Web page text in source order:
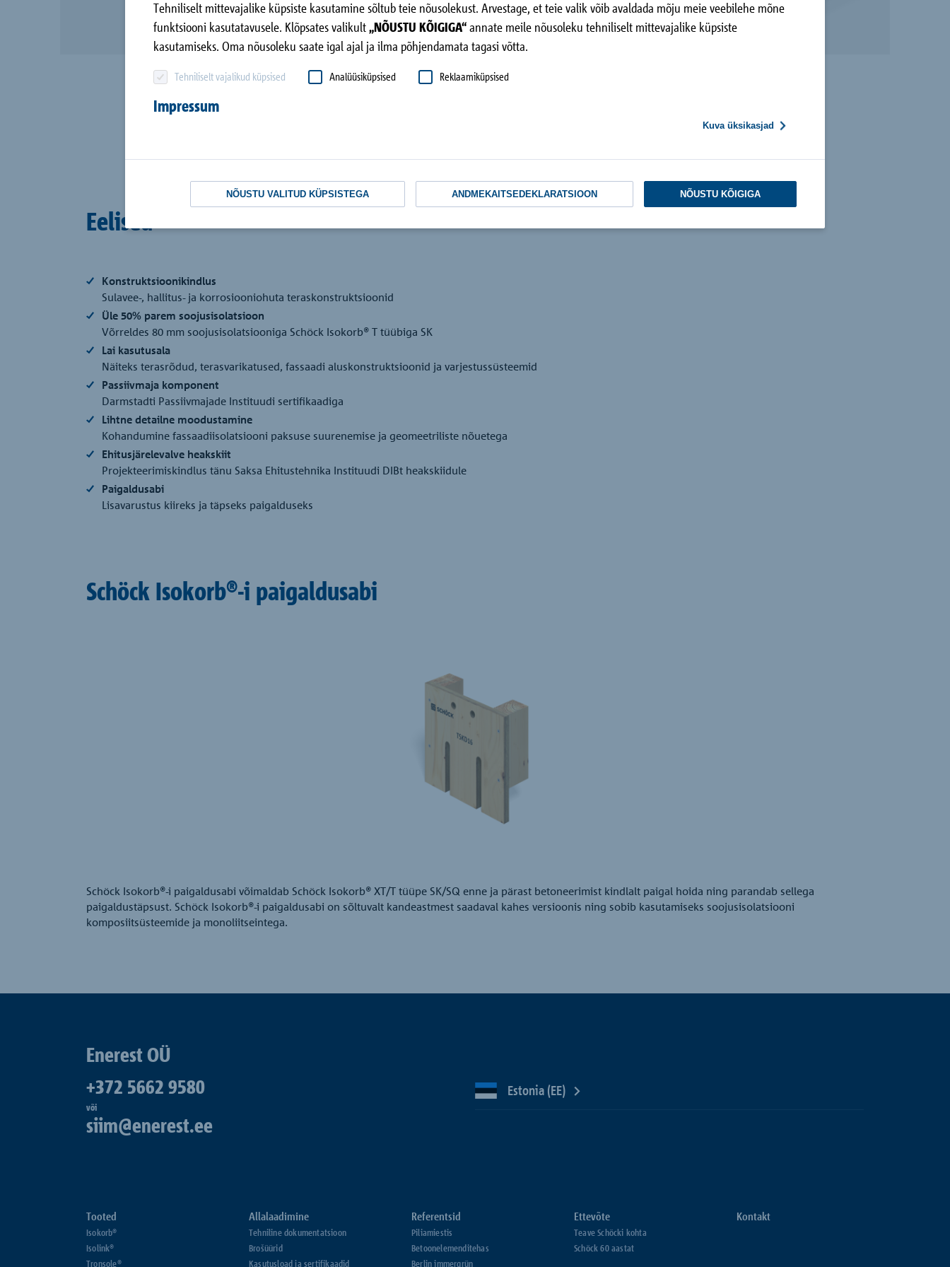
Tehniliselt mittevajalike küpsiste kasutamine sõltub teie nõusolekust. Arvestage, et teie valik võib avaldada mõju meie veebilehe mõne
funktsiooni kasutatavusele. Klõpsates valikult„NÕUSTU KÕIGIGA“annate meile nõusoleku tehniliselt mittevajalike küpsiste
kasutamiseks. Oma nõusoleku saate igal ajal ja ilma põhjendamata tagasi võtta.
Tehniliselt vajalikud küpsised Analüüsiküpsised Reklaamiküpsised
Impressum
Kuva üksikasjad
NÕUSTU VALITUD KÜPSISTEGA ANDMEKAITSEDEKLARATSIOON NÕUSTU KÕIGIGA
Eelised
Konstruktsioonikindlus
Sulavee-, hallitus- ja korrosiooniohuta teraskonstruktsioonid
Üle 50% parem soojusisolatsioon
Võrreldes 80 mm soojusisolatsiooniga Schöck Isokorb® T tüübiga SK
Lai kasutusala
Näiteks terasrõdud, terasvarikatused, fassaadi aluskonstruktsioonid ja varjestussüsteemid
Passiivmaja komponent
Darmstadti Passiivmajade Instituudi sertifikaadiga
Lihtne detailne moodustamine
Kohandumine fassaadiisolatsiooni paksuse suurenemise ja geomeetriliste nõuetega
Ehitusjärelevalve heakskiit
Projekteerimiskindlus tänu Saksa Ehitustehnika Instituudi DIBt heakskiidule
Paigaldusabi
Lisavarustus kiireks ja täpseks paigalduseks
Schöck Isokorb®-i paigaldusabi
Schöck Isokorb®-i paigaldusabi võimaldab Schöck Isokorb® XT/T tüüpe SK/SQ enne ja pärast betoneerimist kindlalt paigal hoida ning parandab sellega
paigaldustäpsust. Schöck Isokorb®-i paigaldusabi on sõltuvalt kandeastmest saadaval kahes versioonis ning sobib kasutamiseks soojusisolatsiooni
komposiitsüsteemide ja monoliitseintega.
Enerest OÜ
+372 5662 9580
või
siim@enerest.ee
Estonia (EE)
Tooted
Isokorb®
Isolink®
Tronsole®
Allalaadimine
Tehniline dokumentatsioon
Brošüürid
Kasutusload ja sertifikaadid
Referentsid
Piliamiestis
Betoonelemenditehas
Berlin immergrün
Ettevõte
Teave Schöcki kohta
Schöck 60 aastat
Kontakt